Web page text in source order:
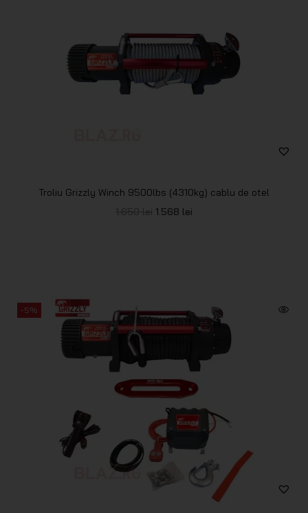
Troliu Grizzly Winch 9500lbs (4310kg) cablu de otel
1.568 lei
-5%